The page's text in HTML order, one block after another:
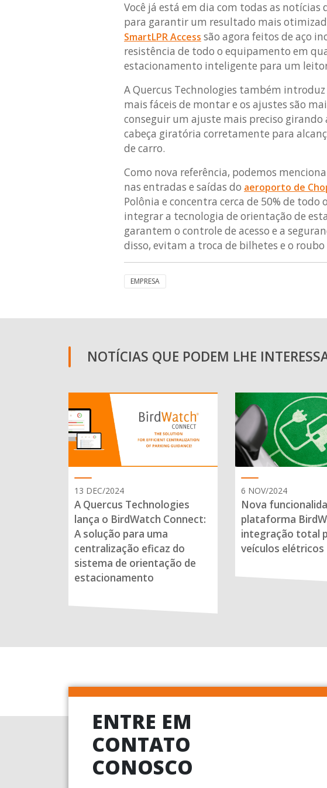
Você já está em dia com todas as notícias
para garantir um resultado mais
SmartLPR Access são agora feitos de aço
resistência de todo o equipamento em
estacionamento inteligente para um
A Quercus Technologies também introduz
mais fáceis de montar e os ajustes são
conseguir um ajuste mais preciso girando
cabeça giratória corretamente para
de carro.
Como nova referência, podemos
nas entradas e saídas do aeroporto de
Polônia e concentra cerca de 50% de todo
integrar a tecnologia de orientação de
garantem o controle de acesso e a
disso, evitam a troca de bilhetes e o roubo
EMPRESA
NOTÍCIAS QUE PODEM LHE
13 DEC/2024
A Quercus Technologies
lança o BirdWatch Connect:
A solução para uma
centralização eficaz do
sistema de orientação de
estacionamento
6 NOV/2024
Nova
plataforma
integração total
veículos elétricos
ENTRE EM
CONTATO
CONOSCO